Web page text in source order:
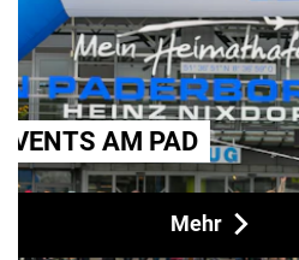
ARBEITEN AM AIRPORT
JOBANGEBOTE
Alle Infos